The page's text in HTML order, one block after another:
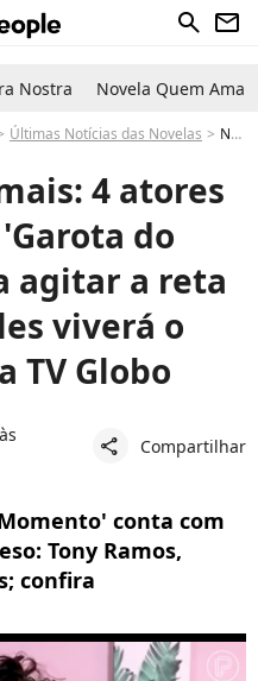
search newsletter
Nostra Novela Quem Ama
Últimas Notícias das Novelas Novela 'Garota do Momento': Tony Ramos, Angelo Paes Leme e mais atores participam da trama da Globo nos últimos capítulos
4 atores
do
agitar a reta
viverá o
TV Globo
share Compartilhar
conta com
Tony Ramos,
confira